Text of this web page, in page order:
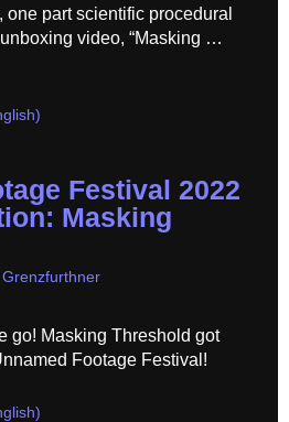
part scientific procedural
video, “Masking …
Festival 2022
Masking
go! Masking Threshold got
Footage Festival!